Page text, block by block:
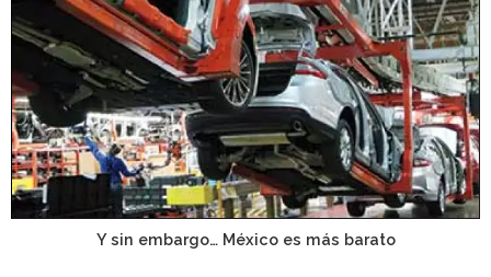
Y sin embargo… México es más barato